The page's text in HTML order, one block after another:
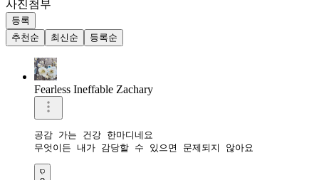
사진첨부
등록
추천순
최신순 등록순
Fearless Ineffable Zachary
공감 가는 건강 한마디네요
무엇이든 내가 감당할 수 있으면 문제되지 않아요